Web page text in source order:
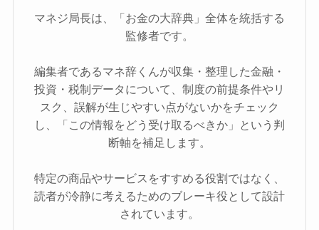
マネジ局長は、「お金の大辞典」全体を統括する
監修者です。
編集者であるマネ辞くんが収集・整理した金融・
投資・税制データについて、制度の前提条件やリ
スク、誤解が生じやすい点がないかをチェック
し、「この情報をどう受け取るべきか」という判
断軸を補足します。
特定の商品やサービスをすすめる役割ではなく、
読者が冷静に考えるためのブレーキ役として設計
されています。